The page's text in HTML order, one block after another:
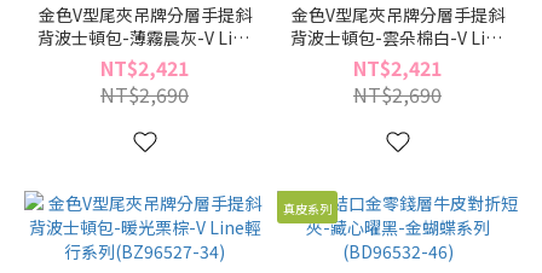
金色V型尾夾吊牌分層手提斜
背波士頓包-薄霧晨灰-V Line
輕行系列(BZ96527-91)
NT$2,421
NT$2,690
金色V型尾夾吊牌分層手提斜
背波士頓包-雲朵棉白-V Line
輕行系列(BZ96527-54)
NT$2,421
NT$2,690
真皮系列